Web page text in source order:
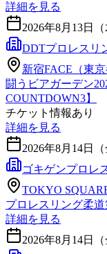
詳細を見る
2026年8月13日（
DDTプロレスリ
新宿FACE（東京
闘うビアガーデン
COUNTDOWN3】
チケット情報あり
詳細を見る
2026年8月14日（
ゴキゲンプロレ
TOKYO
プロレスリング柔
詳細を見る
2026年8月14日（